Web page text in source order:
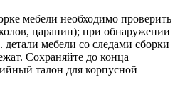
мебели необходимо проверить
царапин); при обнаружении
детали мебели со следами сборки
Сохраняйте до конца
талон для корпусной